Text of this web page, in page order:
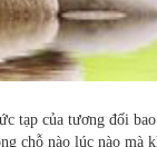
tạp của tương đối
chỗ nào lúc nào mà